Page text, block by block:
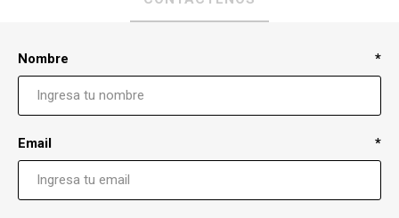
Nombre *
Email *